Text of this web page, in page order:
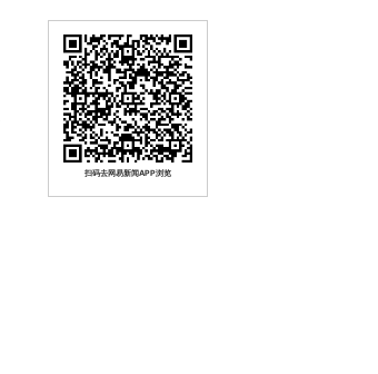
扫码去网易新闻APP浏览